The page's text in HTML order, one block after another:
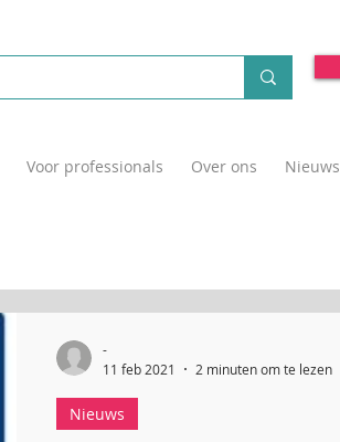
Voor professionals Over ons Nieuws
Nieuws
-
11 feb 2021
2 minuten om te lezen